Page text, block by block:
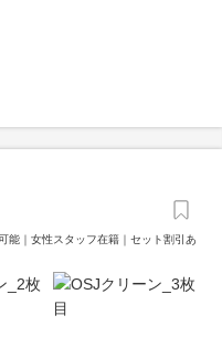
能｜女性スタッフ在籍｜セット割引あ